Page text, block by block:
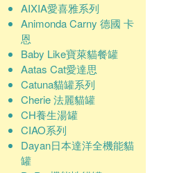
AIXIA愛喜雅系列
Animonda Carny 德國 卡
恩
Baby Like寶萊貓餐罐
Aatas Cat愛達思
Catuna貓罐系列
Cherie 法麗貓罐
CH養生湯罐
CIAO系列
Dayan日本達洋全機能貓
罐